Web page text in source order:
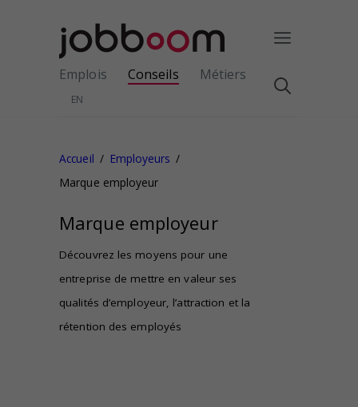
Emplois Conseils Métiers
EN
Accueil
Employeurs
Marque employeur
Marque employeur
Découvrez les moyens pour une
entreprise de mettre en valeur ses
qualités d’employeur, l’attraction et la
rétention des employés